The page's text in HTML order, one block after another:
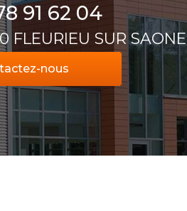
91 62 04
SUR SAONE
nous